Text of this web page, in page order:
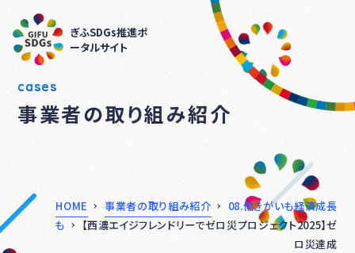
ぎふSDGs推進ポ
ータルサイト
cases
事業者の取り組み紹介
HOME 事業者の取り組み紹介
08.働きがいも経済成長
も
【西濃エイジフレンドリーでゼロ災プロジェクト2025】ゼ
ロ災達成